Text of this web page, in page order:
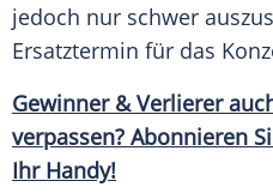
jedoch nur schwer
Ersatztermin für das
Gewinner & Verlierer
verpassen? Abonnieren
Ihr Handy!